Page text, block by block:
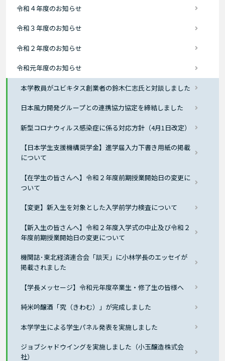
令和４年度のお知らせ
令和３年度のお知らせ
令和２年度のお知らせ
令和元年度のお知らせ
本学教員がユビキタス創業者の鈴木仁志氏と対談しました
日本風力開発グループとの連携協力協定を締結しました
新型コロナウィルス感染症に係る対応方針（4月1日改定）
【日本学生支援機構奨学金】進学届入力下書き用紙の掲載
について
【在学生の皆さんへ】令和２年度前期授業開始日の変更に
ついて
【変更】新入生を対象とした入学前学力検査について
【新入生の皆さんへ】令和２年度入学式の中止及び令和２
年度前期授業開始日の変更について
機関誌･東北経済連合会「談天」に小林学長のエッセイが
掲載されました
【学長メッセージ】令和元年度卒業生・修了生の皆様へ
純米吟醸酒「究（きわむ）」が完成しました
本学学生による学生パネル発表を実施しました
ジョブシャドウイングを実施しました（小玉醸造株式会
社）